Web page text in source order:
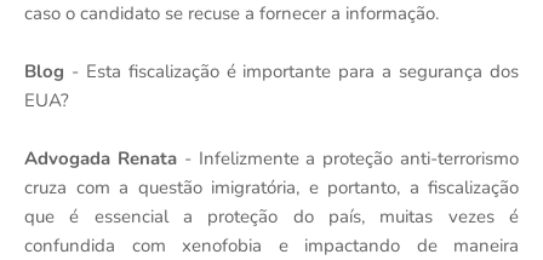
caso o candidato se recuse a fornecer a informação.
Blog - Esta fiscalização é importante para a segurança dos
EUA?
Advogada Renata- Infelizmente a proteção anti-terrorismo
cruza com a questão imigratória, e portanto, a fiscalização
que é essencial a proteção do país, muitas vezes é
confundida com xenofobia e impactando de maneira